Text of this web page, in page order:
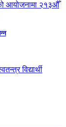
आयोजनामा २१३औँ
विद्यार्थी